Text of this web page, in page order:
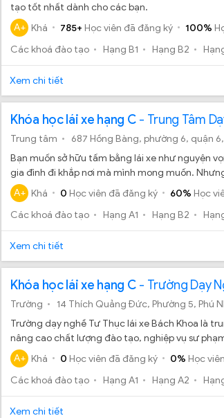
tạo tốt nhất dành cho các bạn.
A+ Khá 785+ Học viên đã đăng ký 100%
Các khoá đào tạo
Hạng B1 Hạng B2
Xem chi tiết
Khóa học lái xe hạng C - Trung Tâm
Trung tâm 687 Hồng Bàng, phường 6, quận
Bạn muốn sở hữu tấm bằng lái xe như nguyện
gia đình đi khắp nơi mà mình mong muốn.
nghề Quận 6 có tốt hay không?
A+ Khá 0 Học viên đã đăng ký 60% Học
Các khoá đào tạo
Hạng A1 Hạng B2
Xem chi tiết
Khóa học lái xe hạng C - Trường Dạy
Trường
Trường dạy nghề Tư Thục lái xe Bách Khoa là
nâng cao chất lượng đào tạo, nghiệp vụ sư
để việc học, thi trở nên dễ dàng hơn.
A+ Khá 0 Học viên đã đăng ký 0% Học
Các khoá đào tạo
Hạng A1 Hạng A2
Xem chi tiết